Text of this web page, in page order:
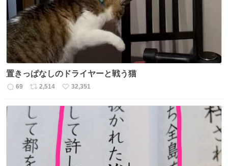
数
置きっぱなしのドライヤーと戦う猫
返
数
69
リ
ス
ト
数
2,514
い
ね
数
32,351